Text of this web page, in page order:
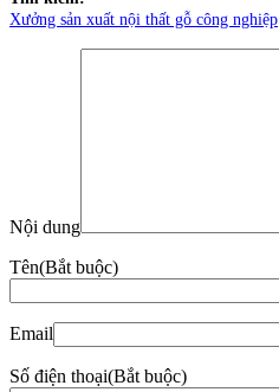
Xưởng sản xuất nội thất gỗ công nghiệp
Nội dung
Tên(Bắt buộc)
Email
Số điện thoại(Bắt buộc)